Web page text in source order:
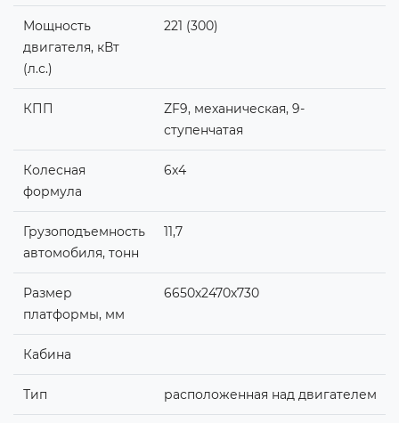
Мощность
двигателя, кВт
(л.с.)
221 (300)
КПП
ZF9, механическая, 9-
ступенчатая
Колесная
формула
6х4
Грузоподъемность
автомобиля, тонн
11,7
Размер
платформы, мм
6650х2470х730
Кабина
Тип расположенная над двигателем